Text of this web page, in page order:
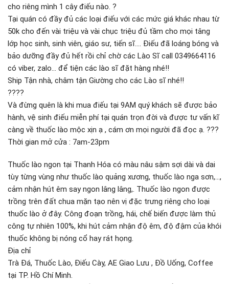
cho riêng mình 1 cây điếu nào. ?
Tại quán có đầy đủ các loại điếu với các mức giá khác nhau từ
50k cho đến vài triệu và vài chục triệu đủ tầm cho mọi tâng
lớp học sinh, sinh viên, giáo sư, tiến sĩ…. Điếu đã loáng bóng và
bảo dưỡng đầy đủ hết rồi chỉ chờ các Lào Sĩ call 0349664116
có viber, zalo… để tiện các lào sĩ đặt hàng nhé!!
Ship Tận nhà, châm tận Giường cho các Lào sĩ nhé!!
????
Và đừng quên là khi mua điếu tại 9AM quý khách sẽ được bảo
hành, vệ sinh điếu miễn phí tại quán trọn đời và được tư vấn kĩ
càng về thuốc lào mộc xịn ạ , cám ơn mọi người đã đọc ạ. ???
Thời gian mở cửa : 7am-23pm
Thuốc lào ngon tại Thanh Hóa có màu nâu sậm sợi dài và dai
tùy từng vùng như thuốc lào quảng xương, thuốc lào nga sơn,…,
cảm nhận hút êm say ngon lâng lâng,. Thuốc lào ngon được
trồng trên đất chua mặn tạo nên vị đặc trưng riêng cho loại
thuốc lào ở đây. Công đoạn trồng, hái, chế biến được làm thủ
công tự nhiên 100%, khi hút cảm nhận độ êm, độ đậm của khói
thuốc không bị nóng cổ hay rát họng.
Địa chỉ
Trà Đá, Thuốc Lào, Điếu Cày, AE Giao Lưu , Đồ Uống, Coffee
tại TP. Hồ Chí Minh.